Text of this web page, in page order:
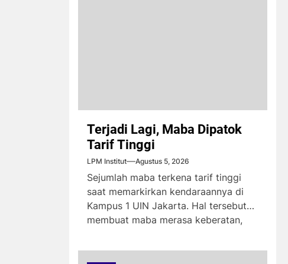
Terjadi Lagi, Maba Dipatok
Tarif Tinggi
LPM Institut Agustus 5, 2026
Sejumlah maba terkena tarif tinggi
saat memarkirkan kendaraannya di
Kampus 1 UIN Jakarta. Hal tersebut
membuat maba merasa keberatan,